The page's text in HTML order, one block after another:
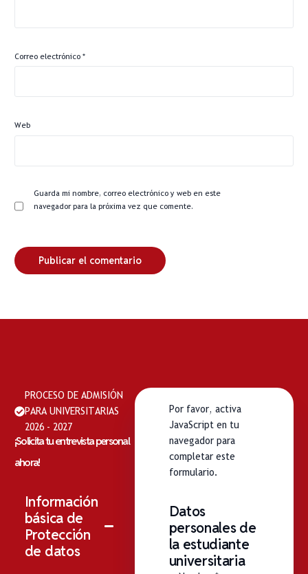
Correo electrónico*
Web
Guarda mi nombre, correo electrónico y web en este
navegador para la próxima vez que comente.
PROCESO DE ADMISIÓN
PARA UNIVERSITARIAS
2026 - 2027
¡Solicita tu entrevista personal
ahora!
Información
básica de
Protección
de datos
Por favor, activa
JavaScript en tu
navegador para
completar este
formulario.
Datos
personales de
la estudiante
universitaria